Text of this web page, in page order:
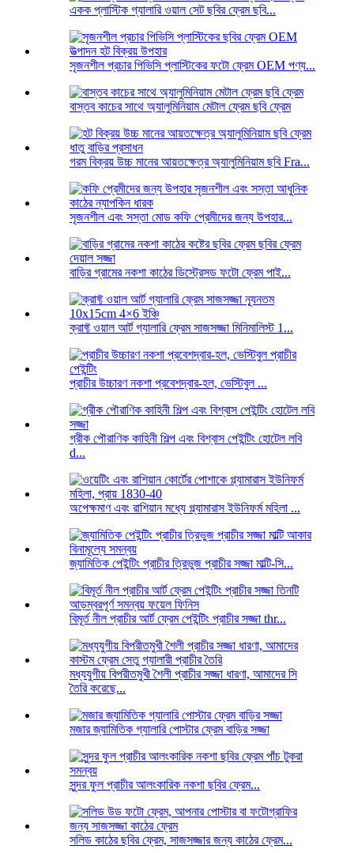
একক প্লাস্টিক গ্যালারি ওয়াল সেট ছবির ফ্রেম ছবি...
সৃজনশীল প্রচার পিভিসি প্লাস্টিকের ফটো ফ্রেম OEM পণ্য...
বাস্তব কাচের সাথে অ্যালুমিনিয়াম মেটাল ফ্রেম ছবি ফ্রেম
গরম বিক্রয় উচ্চ মানের আয়তক্ষেত্র অ্যালুমিনিয়াম ছবি Fra...
সৃজনশীল এবং সস্তা মোড কফি প্রেমীদের জন্য উপহার...
বাড়ির গ্রামের নকশা কাঠের ডিস্ট্রেসড ফটো ফ্রেম পাই...
ক্রাফ্ট ওয়াল আর্ট গ্যালারি ফ্রেম সাজসজ্জা মিনিমালিস্ট 1...
প্রাচীর উচ্চারণ নকশা প্রবেশদ্বার-হল, ভেস্টিবুল ...
গ্রীক পৌরাণিক কাহিনী শিল্প এবং বিশ্বাস পেইন্টিং হোটেল লবি
d...
অপেক্ষমাণ এবং রাশিয়ান মধ্যে গ্ল্যামারাস ইউনিফর্ম মহিলা ...
জ্যামিতিক পেইন্টিং প্রাচীর ত্রিভুজ প্রাচীর সজ্জা মাল্টি-সি...
বিমূর্ত নীল প্রাচীর আর্ট ফ্রেম পেইন্টিং প্রাচীর সজ্জা thr...
মধ্যযুগীয় বিপরীতমুখী শৈলী প্রাচীর সজ্জা ধারণা, আমাদের সি
তৈরি করেছে...
মজার জ্যামিতিক গ্যালারি পোস্টার ফ্রেম বাড়ির সজ্জা
সুন্দর ফুল প্রাচীর আলংকারিক নকশা ছবির ফ্রেম...
সলিড কাঠের ছবির ফ্রেম, সাজসজ্জার জন্য কাঠের ফ্রেম...